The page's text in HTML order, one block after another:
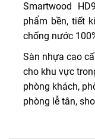
Smartwood
phẩm bền, tiết
chống nước
Sàn nhựa cao
cho khu vực
phòng khách,
phòng lễ tân,